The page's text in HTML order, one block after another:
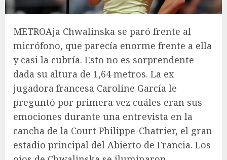
METROAja Chwalinska se paró frente al
micrófono, que parecía enorme frente a ella
y casi la cubría. Esto no es sorprendente
dada su altura de 1,64 metros. La ex
jugadora francesa Caroline García le
preguntó por primera vez cuáles eran sus
emociones durante una entrevista en la
cancha de la Court Philippe-Chatrier, el gran
estadio principal del Abierto de Francia. Los